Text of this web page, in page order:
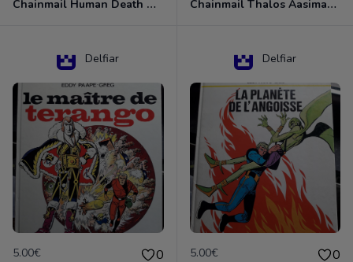
Chainmail Human Death Cleric Chainmail Thalos Aasimar Cleric
Delfiar
5.00€ 0
Delfiar
5.00€ 0